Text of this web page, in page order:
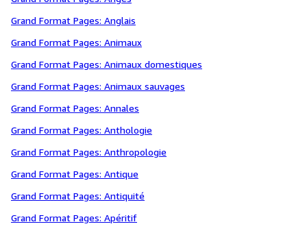
Grand Format Pages: Anglais
Grand Format Pages: Animaux
Grand Format Pages: Animaux domestiques
Grand Format Pages: Animaux sauvages
Grand Format Pages: Annales
Grand Format Pages: Anthologie
Grand Format Pages: Anthropologie
Grand Format Pages: Antique
Grand Format Pages: Antiquité
Grand Format Pages: Apéritif